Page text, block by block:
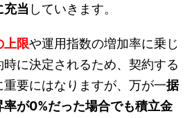
充当 していきます。
上限や運用指数の増加率に乗じ
時に決定されるため、契約する
要にはなりますが、万が一据
が0%だった場合でも積立金